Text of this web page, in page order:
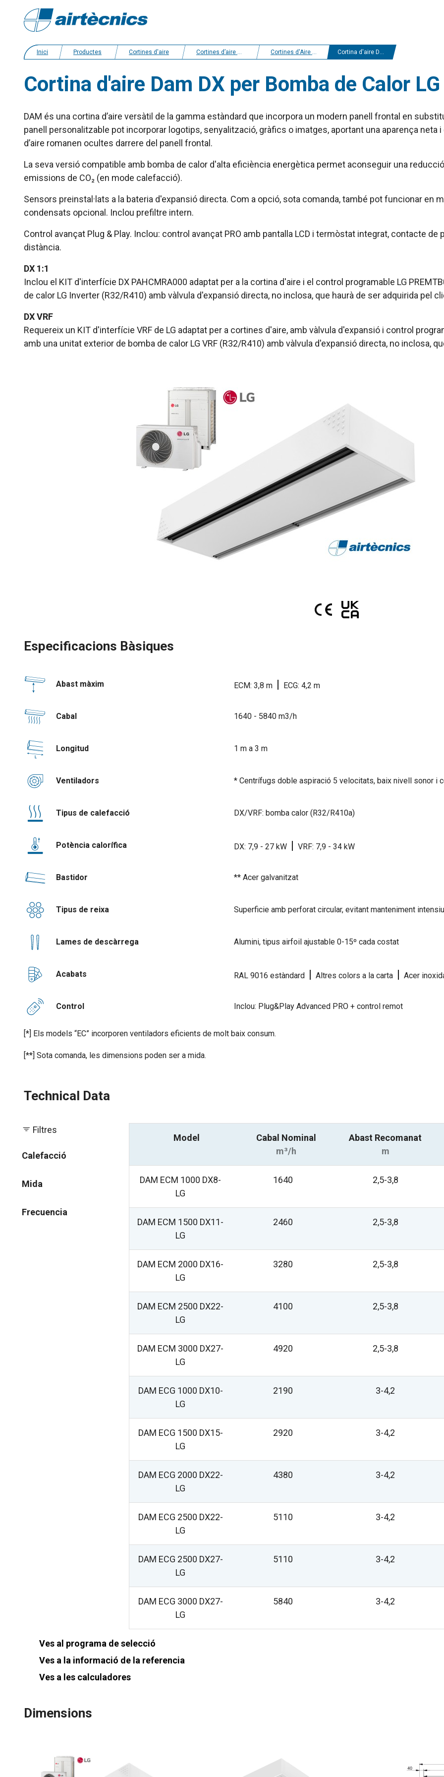
Inici Productes Cortines d'aire Cortines d’aire amb bomba de calor i estalvi energètic Cortines d'Aire Bomba de Calor LG Cortina d'aire Dam DX per Bomba de Calor LG
Cortina d'aire Dam DX per Bomba de Calor LG
DAM és una cortina d’aire versàtil de la gamma estàndard que incorpora un modern panell frontal en
panell personalitzable pot incorporar logotips, senyalització, gràfics o imatges, aportant una aparença
d’aire romanen ocultes darrere del panell frontal.
La seva versió compatible amb bomba de calor d'alta eficiència energètica permet aconseguir una
emissions de CO₂ (en mode calefacció).
Sensors preinstal·lats a la bateria d'expansió directa. Com a opció, sota comanda, també pot funcionar en
condensats opcional. Inclou prefiltre intern.
Control avançat Plug & Play. Inclou: control avançat PRO amb pantalla LCD i termòstat integrat, contacte
distància.
DX 1:1
Inclou el KIT d'interfície DX PAHCMRA000 adaptat per a la cortina d'aire i el control programable LG
de calor LG Inverter (R32/R410) amb vàlvula d'expansió directa, no inclosa, que haurà de ser adquirida pel
DX VRF
Requereix un KIT d'interfície VRF de LG adaptat per a cortines d'aire, amb vàlvula d'expansió i control
amb una unitat exterior de bomba de calor LG VRF (R32/R410) amb vàlvula d'expansió directa, no inclosa,
Especificacions Bàsiques
Abast màxim ECM: 3,8 m | ECG: 4,2 m
Cabal 1640 - 5840 m3/h
Longitud 1 m a 3 m
Ventiladors * Centrífugs doble aspiració 5 velocitats, baix nivell sonor i
Tipus de calefacció DX/VRF: bomba calor (R32/R410a)
Potència calorífica DX: 7,9 - 27 kW | VRF: 7,9 - 34 kW
Bastidor ** Acer galvanitzat
Tipus de reixa Superficie amb perforat circular, evitant manteniment intensiu
Lames de descàrrega Alumini, tipus airfoil ajustable 0-15º cada costat
Acabats RAL 9016 estàndard | Altres colors a la carta | Acer
Control Inclou: Plug&Play Advanced PRO + control remot
[*] Els models “EC” incorporen ventiladors eficients de molt baix consum.
[**] Sota comanda, les dimensions poden ser a mida.
Technical Data
Filtres
Calefacció
Mida
Frecuencia
Model
Cabal Nominal
m³/h
Abast Recomanat
m
DAM ECM 1000 DX8-
LG
1640 2,5-3,8
DAM ECM 1500 DX11-
LG
2460 2,5-3,8
DAM ECM 2000 DX16-
LG
3280 2,5-3,8
DAM ECM 2500 DX22-
LG
4100 2,5-3,8
DAM ECM 3000 DX27-
LG
4920 2,5-3,8
DAM ECG 1000 DX10-
LG
2190 3-4,2
DAM ECG 1500 DX15-
LG
2920 3-4,2
DAM ECG 2000 DX22-
LG
4380 3-4,2
DAM ECG 2500 DX22-
LG
5110 3-4,2
DAM ECG 2500 DX27-
LG
5110 3-4,2
DAM ECG 3000 DX27-
LG
5840 3-4,2
Ves al programa de selecció
Ves a la informació de la referencia
Ves a les calculadores
Dimensions